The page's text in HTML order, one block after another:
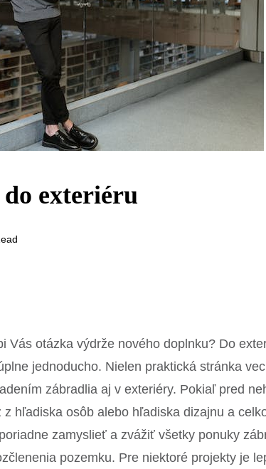
exteriéru
Vás otázka výdrže nového doplnku? Do
jednoducho. Nielen praktická stránka
zábradlia aj v exteriéry. Pokiaľ pred
hľadiska osôb alebo hľadiska dizajnu a
zamyslieť a zvážiť všetky ponuky
pozemku. Pre niektoré projekty je